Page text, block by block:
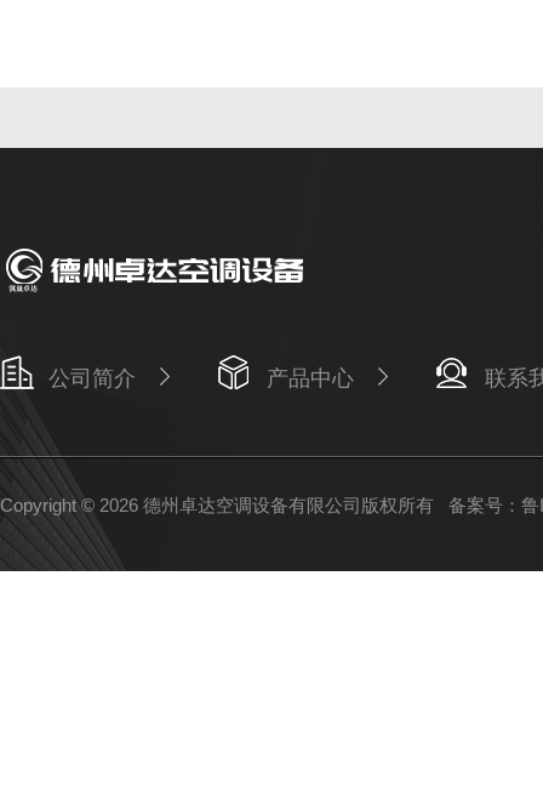
公司简介 产品中心 联系
Copyright © 2026 德州卓达空调设备有限公司版权所有 备案号：